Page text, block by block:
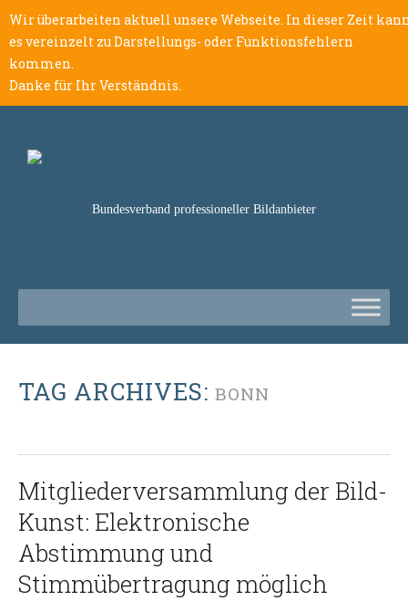
Wir überarbeiten aktuell unsere Webseite. In dieser Zeit
es vereinzelt zu Darstellungs- oder Funktionsfehlern
kommen.
Danke für Ihr Verständnis.
Bundesverband professioneller Bildanbieter
TAG ARCHIVES: BONN
Mitgliederversammlung der Bild-
Kunst: Elektronische
Abstimmung und
Stimmübertragung möglich